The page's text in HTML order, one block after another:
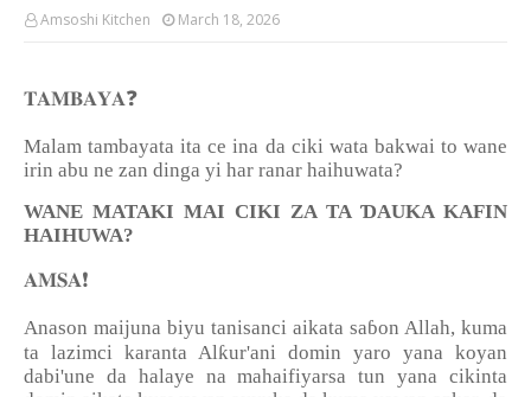
Amsoshi Kitchen March 18, 2026
𝐓𝐀𝐌𝐁𝐀𝐘𝐀❓
Malam tambayata ita ce ina da ciki wata bakwai to wane
irin abu ne zan dinga yi har ranar haihuwata?
WANE MATAKI MAI CIKI ZA TA ƊAUKA KAFIN
HAIHUWA?
𝐀𝐌𝐒𝐀❗
Anason maijuna biyu tanisanci aikata saɓon Allah, kuma
ta lazimci karanta Alƙur'ani domin yaro yana koyan
dabi'une da halaye na mahaifiyarsa tun yana cikinta